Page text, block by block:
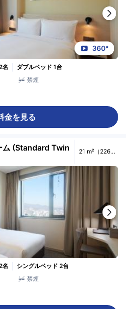
360°
名
ダブルベッド 1台
禁煙
金を見る
ム (Standard Twin
21 m²（226
名
シングルベッド 2台
禁煙